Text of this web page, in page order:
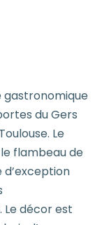
gastronomique
du Gers
Le
flambeau de
d’exception
décor est